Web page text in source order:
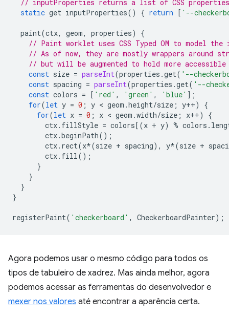
// inputProperties returns a list of CSS
static get inputProperties() { return [ '--
paint(ctx, geom, properties)
{
// Paint worklet uses CSS Typed OM to model
// As of now, they are mostly wrappers around
// but will be augmented to hold more
const size = parseInt(properties .get( '--
const spacing = parseInt(properties .get( '--
const colors = [ 'red' , 'green' , 'blue' ];
for(let y = 0 ; y < geom .height/size ; y++)
{
for(let x = 0 ; x < geom .width/size ; x++)
{
ctx. fillStyle = colors[(x + y) % colors .
ctx.beginPath();
ctx. rect(x*(size + spacing), y*(size +
ctx. fill();
}
}
}
}
registerPaint( 'checkerboard' , CheckerboardPainter);
Agora podemos usar o mesmo código para todos os
tipos de tabuleiro de xadrez. Mas ainda melhor, agora
podemos acessar as ferramentas do desenvolvedor e
mexer nos valores até encontrar a aparência certa.